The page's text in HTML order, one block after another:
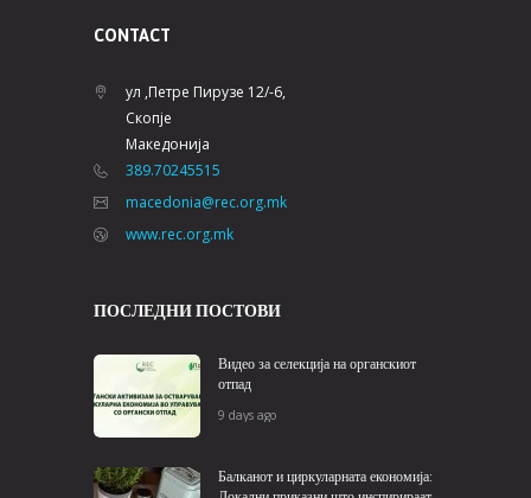
CONTACT
ул ,Петре Пирузе 12/-6,
Скопје
Македонија
389.70245515
macedonia@rec.org.mk
www.rec.org.mk
ПОСЛЕДНИ ПОСТОВИ
Видео за селекција на органскиот
отпад
9 days ago
Балканот и циркуларната економија: